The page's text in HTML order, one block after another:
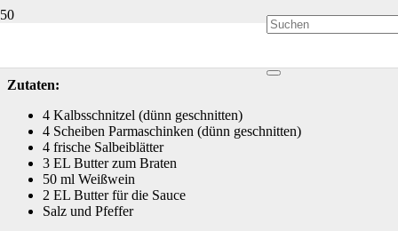
Zutaten:
4 Kalbsschnitzel (dünn geschnitten)
4 Scheiben Parmaschinken (dünn geschnitten)
4 frische Salbeiblätter
3 EL Butter zum Braten
50 ml Weißwein
2 EL Butter für die Sauce
Salz und Pfeffer